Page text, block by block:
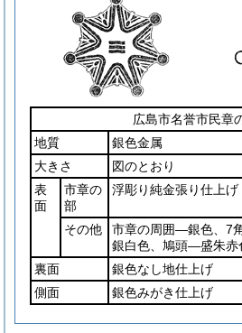
広島市名誉市民章
地質
銀色金属
大きさ
図のとおり
表
面
市章の
部
浮彫り純金張り仕上げ
その他
市章の周囲―銀色、7
銀白色、鳩頭―盛朱
裏面
銀色なし地仕上げ
側面
銀色みがき仕上げ